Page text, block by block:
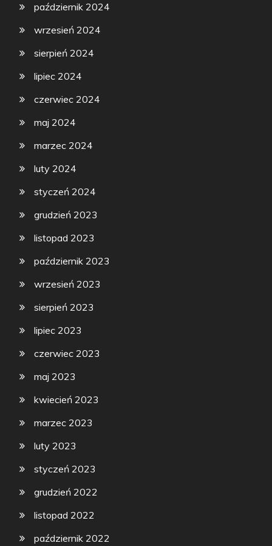
październik 2024
wrzesień 2024
sierpień 2024
lipiec 2024
czerwiec 2024
maj 2024
marzec 2024
luty 2024
styczeń 2024
grudzień 2023
listopad 2023
październik 2023
wrzesień 2023
sierpień 2023
lipiec 2023
czerwiec 2023
maj 2023
kwiecień 2023
marzec 2023
luty 2023
styczeń 2023
grudzień 2022
listopad 2022
październik 2022